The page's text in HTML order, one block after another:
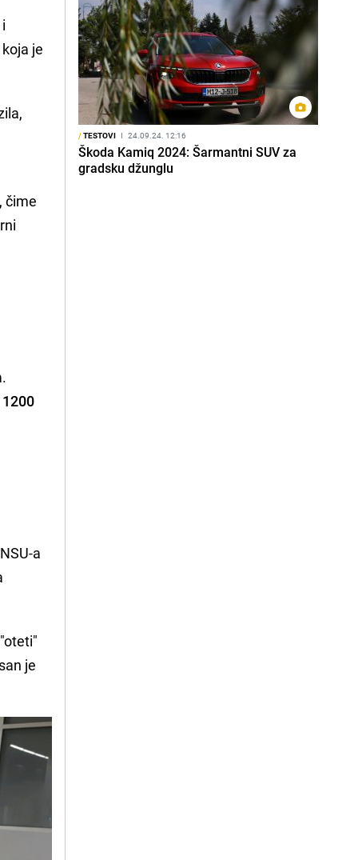
koja je
, čime
a
je
/TESTOVI I 24.09.24. 12:16
Škoda Kamiq 2024: Šarmantni SUV za
gradsku džunglu